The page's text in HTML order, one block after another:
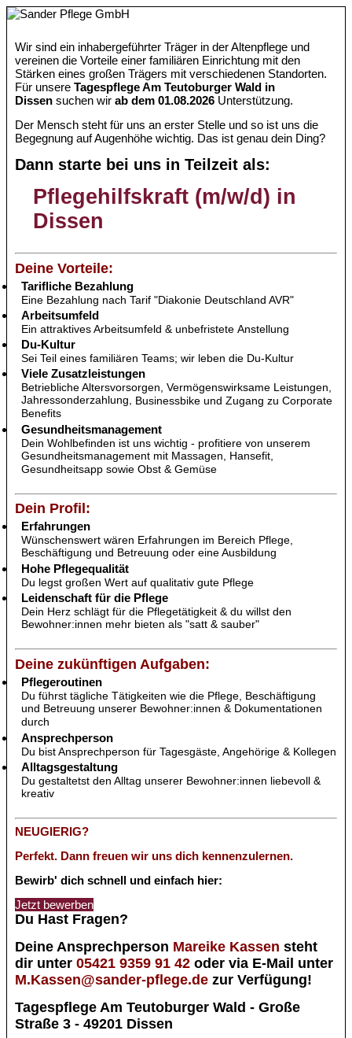
Wir sind ein inhabergeführter Träger in der Altenpflege und
vereinen die Vorteile einer familiären Einrichtung mit den
Stärken eines großen Trägers mit verschiedenen Standorten.
Für unsere Tagespflege Am Teutoburger Wald in
Dissen suchen wir ab dem 01.08.2026 Unterstützung.
Der Mensch steht für uns an erster Stelle und so ist uns die
Begegnung auf Augenhöhe wichtig. Das ist genau dein Ding?
Dann starte bei uns in Teilzeit als:
Pflegehilfskraft (m/w/d) in
Dissen
Deine Vorteile:
Tarifliche Bezahlung
Eine Bezahlung nach Tarif "Diakonie Deutschland AVR"
Arbeitsumfeld
Ein attraktives Arbeitsumfeld & unbefristete Anstellung
Du-Kultur
Sei Teil eines familiären Teams; wir leben die Du-Kultur
Viele Zusatzleistungen
Betriebliche Altersvorsorgen, Vermögenswirksame Leistungen,
Jahressonderzahlung, Businessbike und Zugang zu Corporate
Benefits
Gesundheitsmanagement
Dein Wohlbefinden ist uns wichtig - profitiere von unserem
Gesundheitsmanagement mit Massagen, Hansefit,
Gesundheitsapp sowie Obst & Gemüse
Dein Profil:
Erfahrungen
Wünschenswert wären Erfahrungen im Bereich Pflege,
Beschäftigung und Betreuung oder eine Ausbildung
Hohe Pflegequalität
Du legst großen Wert auf qualitativ gute Pflege
Leidenschaft für die Pflege
Dein Herz schlägt für die Pflegetätigkeit & du willst den
Bewohner:innen mehr bieten als "satt & sauber"
Deine zukünftigen Aufgaben:
Pflegeroutinen
Du führst tägliche Tätigkeiten wie die Pflege, Beschäftigung
und Betreuung unserer Bewohner:innen & Dokumentationen
durch
Ansprechperson
Du bist Ansprechperson für Tagesgäste, Angehörige & Kollegen
Alltagsgestaltung
Du gestaltetst den Alltag unserer Bewohner:innen liebevoll &
kreativ
NEUGIERIG?
Perfekt. Dann freuen wir uns dich kennenzulernen.
Bewirb' dich schnell und einfach hier:
Jetzt bewerben
Du Hast Fragen?
Deine Ansprechperson Mareike Kassen steht
dir unter 05421 9359 91 42 oder via E-Mail unter
M.Kassen@sander-pflege.de zur Verfügung!
Tagespflege Am Teutoburger Wald - Große
Straße 3 - 49201 Dissen